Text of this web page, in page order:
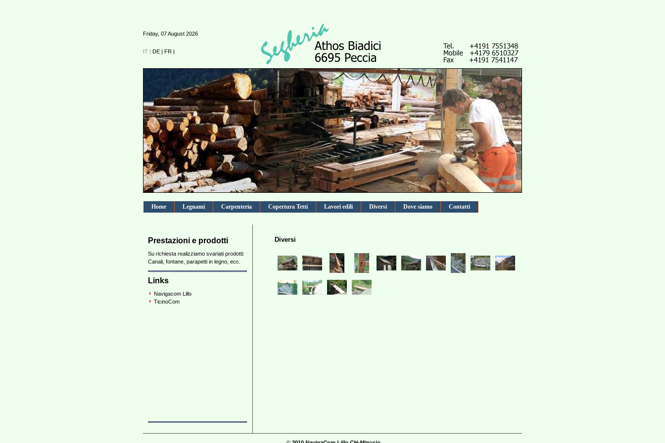
Friday, 07 August 2026
IT | DE | FR |
Home Legnami Carpenteria Copertura Tetti Lavori edili Diversi Dove siamo Contatti
Prestazioni e prodotti
Su richiesta realizziamo svariati prodotti:
Canali, fontane, parapetti in legno, ecc.
Links
Navigacom Lillo
TicinoCom
Diversi